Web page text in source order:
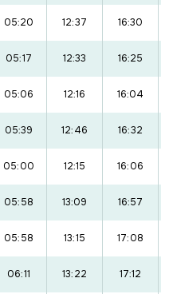
05:20 12:37 16:30
05:17 12:33 16:25
05:06 12:16 16:04
05:39 12:46 16:32
05:00 12:15 16:06
05:58 13:09 16:57
05:58 13:15 17:08
06:11 13:22 17:12